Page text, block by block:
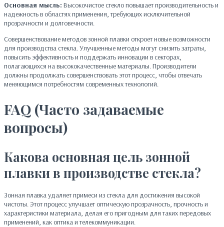
Основная мысль: Высокочистое стекло повышает производительность и
надежность в областях применения, требующих исключительной
прозрачности и долговечности.
Совершенствование методов зонной плавки откроет новые возможности
для производства стекла. Улучшенные методы могут снизить затраты,
повысить эффективность и поддержать инновации в секторах,
полагающихся на высококачественные материалы. Производители
должны продолжать совершенствовать этот процесс, чтобы отвечать
меняющимся потребностям современных технологий.
FAQ (Часто задаваемые
вопросы)
Какова основная цель зонной
плавки в производстве стекла?
Зонная плавка удаляет примеси из стекла для достижения высокой
чистоты. Этот процесс улучшает оптическую прозрачность, прочность и
характеристики материала, делая его пригодным для таких передовых
применений, как оптика и телекоммуникации.